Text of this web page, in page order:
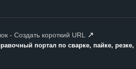
- Создать короткий URL ↗
портал по сварке, пайке,